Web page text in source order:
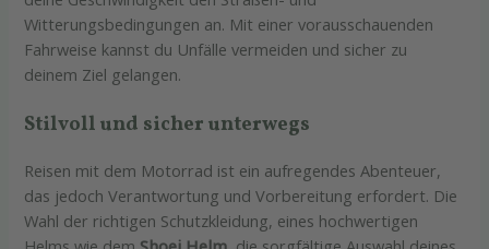
Witterungsbedingungen an. Mit einer vorausschauenden
Fahrweise kannst du Unfälle vermeiden und sicher zu
deinem Ziel gelangen.
Stilvoll und sicher unterwegs
Reisen mit dem Motorrad ist ein aufregendes Abenteuer,
das jedoch Verantwortung und Vorbereitung erfordert. Die
Wahl der richtigen Schutzkleidung, eines hochwertigen